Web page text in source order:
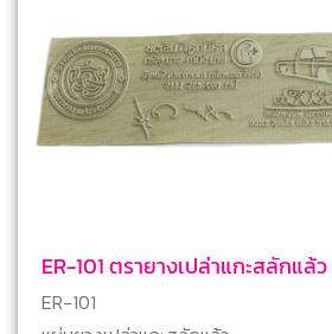
ER-101 ตรายางเปล่าแกะสลักแล้
ER-101